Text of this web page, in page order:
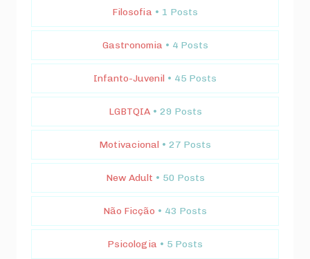
Filosofia • 1 Posts
Gastronomia • 4 Posts
Infanto-Juvenil • 45 Posts
LGBTQIA • 29 Posts
Motivacional • 27 Posts
New Adult • 50 Posts
Não Ficção • 43 Posts
Psicologia • 5 Posts